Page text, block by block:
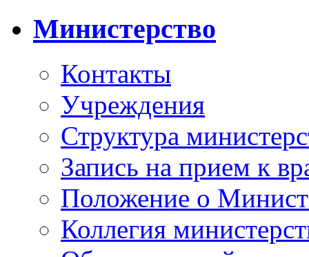
Министерство
Контакты
Учреждения
Структура
Запись на прием к
Положение о
Коллегия